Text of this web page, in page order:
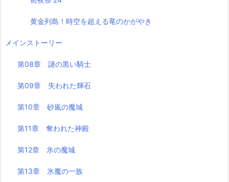
黄金列島！時空を超える竜のかがやき
メインストーリー
第08章 謎の黒い騎士
第09章 失われた輝石
第10章 砂嵐の魔城
第11章 奪われた神殿
第12章 氷の魔城
第13章 氷魔の一族